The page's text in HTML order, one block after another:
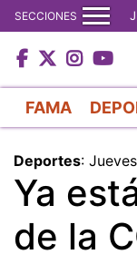
SECCIONES
FAMA
Deportes:
Ya
de la